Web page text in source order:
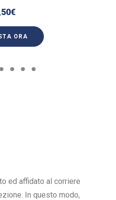
€
ORA
ed affidato al corriere
In questo modo,